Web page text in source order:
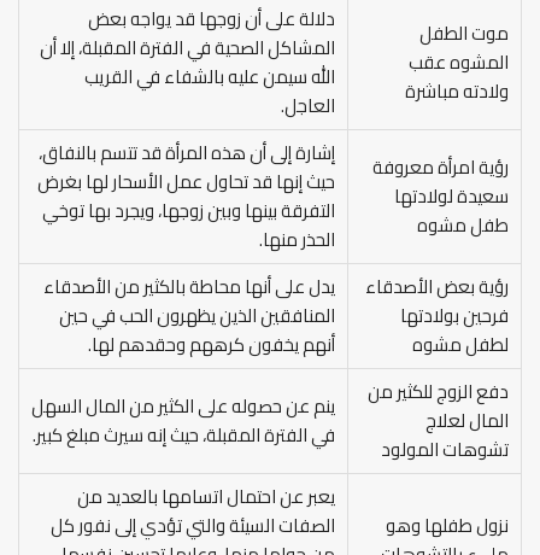
موت الطفل
المشوه عقب
ولادته مباشرة
دلالة على أن زوجها قد يواجه بعض
المشاكل الصحية في الفترة المقبلة، إلا أن
الله سيمن عليه بالشفاء في القريب
العاجل.
رؤية امرأة معروفة
سعيدة لولادتها
طفل مشوه
إشارة إلى أن هذه المرأة قد تتسم بالنفاق،
حيث إنها قد تحاول عمل الأسحار لها بغرض
التفرقة بينها وبين زوجها، ويجرد بها توخي
الحذر منها.
رؤية بعض الأصدقاء
فرحين بولادتها
لطفل مشوه
يدل على أنها محاطة بالكثير من الأصدقاء
المنافقين الذين يظهرون الحب في حين
أنهم يخفون كرههم وحقدهم لها.
دفع الزوج للكثير من
المال لعلاج
تشوهات المولود
ينم عن حصوله على الكثير من المال السهل
في الفترة المقبلة، حيث إنه سيرث مبلغ كبير.
نزول طفلها وهو
يعبر عن احتمال اتسامها بالعديد من
الصفات السيئة والتي تؤدي إلى نفور كل